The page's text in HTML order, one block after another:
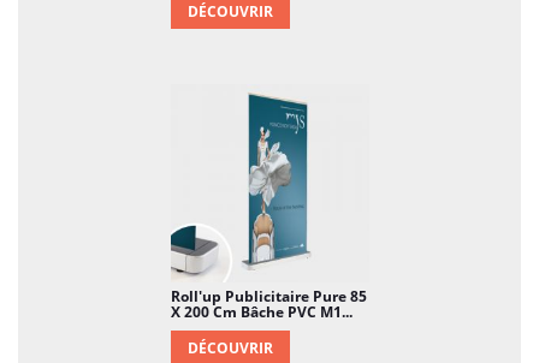
DÉCOUVRIR
Roll'up Publicitaire Pure 85
X 200 Cm Bâche PVC M1...
DÉCOUVRIR